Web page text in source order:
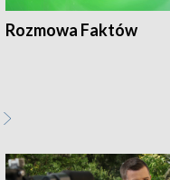
Rozmowa Faktów